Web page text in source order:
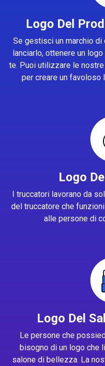
Logo Del
Se gestisci un marchio
lanciarlo, ottenere un
te. Puoi utilizzare le
per creare un
Logo
I truccatori lavorano da
del truccatore che
alle persone di
Logo Del
Le persone che
bisogno di un logo che
salone di bellezza. La